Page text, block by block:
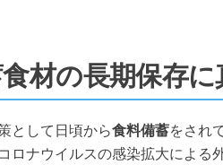
材の長期保存
として日頃から食料備蓄をされ
ロナウイルスの感染拡大による